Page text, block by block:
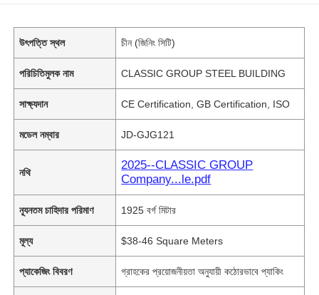
উৎপত্তি স্থল চীন (জিনিং সিটি)
পরিচিতিমুলক নাম CLASSIC GROUP STEEL BUILDING
সাক্ষ্যদান CE Certification, GB Certification, ISO
মডেল নম্বার JD-GJG121
নথি
2025--CLASSIC GROUP
Company...le.pdf
ন্যূনতম চাহিদার পরিমাণ 1925 বর্গ মিটার
মূল্য $38-46 Square Meters
প্যাকেজিং বিবরণ গ্রাহকের প্রয়োজনীয়তা অনুযায়ী কঠোরভাবে প্যাকিং